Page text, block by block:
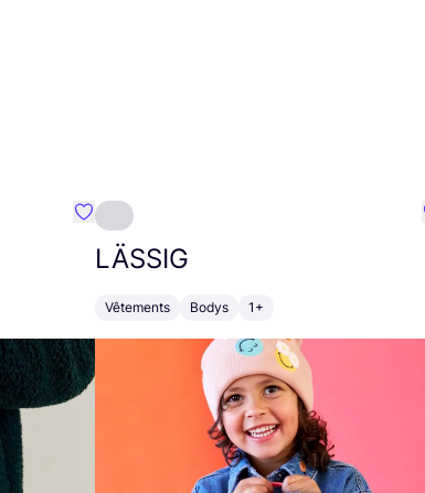
Préféré {nom}
LÄSSIG
Vêtements Bodys 1+